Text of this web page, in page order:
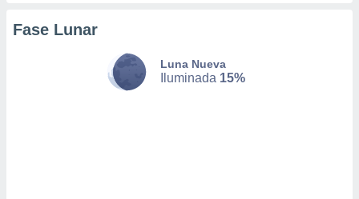
en
Fase Lunar
Luna Nueva
Iluminada 15%